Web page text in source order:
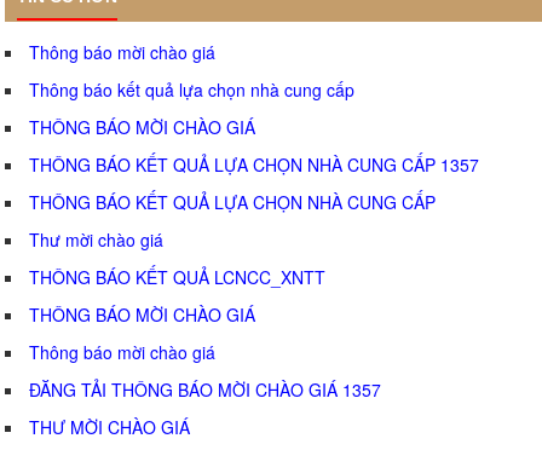
Thông báo mời chào giá
Thông báo kết quả lựa chọn nhà cung cấp
THÔNG BÁO MỜI CHÀO GIÁ
THÔNG BÁO KẾT QUẢ LỰA CHỌN NHÀ CUNG CẤP 1357
THÔNG BÁO KẾT QUẢ LỰA CHỌN NHÀ CUNG CẤP
Thư mời chào giá
THÔNG BÁO KẾT QUẢ LCNCC_XNTT
THÔNG BÁO MỜI CHÀO GIÁ
Thông báo mời chào giá
ĐĂNG TẢI THÔNG BÁO MỜI CHÀO GIÁ 1357
THƯ MỜI CHÀO GIÁ